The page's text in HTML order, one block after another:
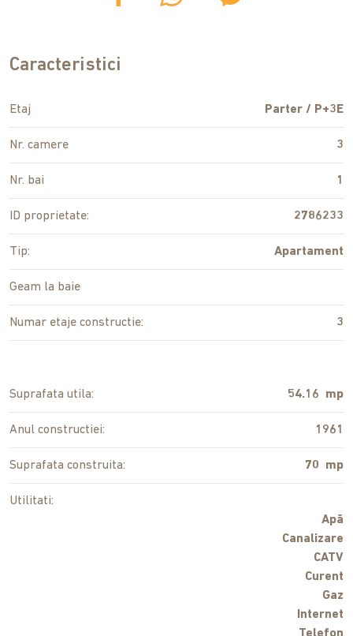
Caracteristici
Etaj Parter / P+3E
Nr. camere 3
Nr. bai 1
ID proprietate: 2786233
Tip: Apartament
Geam la baie
Numar etaje constructie: 3
Suprafata utila: 54.16 mp
Anul constructiei: 1961
Suprafata construita: 70 mp
Utilitati:
Apă
Canalizare
CATV
Curent
Gaz
Internet